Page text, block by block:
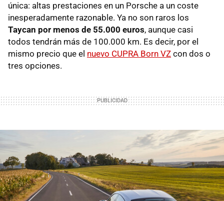
única: altas prestaciones en un Porsche a un coste
inesperadamente razonable. Ya no son raros los
Taycan por menos de 55.000 euros, aunque casi
todos tendrán más de 100.000 km. Es decir, por el
mismo precio que el nuevo CUPRA Born VZ con dos o
tres opciones.